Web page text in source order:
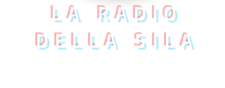
LA RADIO
DELLA SILA